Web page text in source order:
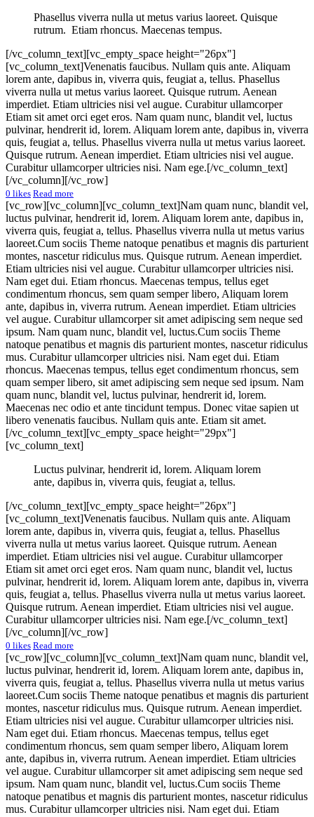
Phasellus viverra nulla ut metus varius laoreet. Quisque
rutrum. Etiam rhoncus. Maecenas tempus.
[/vc_column_text][vc_empty_space height="26px"]
[vc_column_text]Venenatis faucibus. Nullam quis ante. Aliquam
lorem ante, dapibus in, viverra quis, feugiat a, tellus. Phasellus
viverra nulla ut metus varius laoreet. Quisque rutrum. Aenean
imperdiet. Etiam ultricies nisi vel augue. Curabitur ullamcorper
Etiam sit amet orci eget eros. Nam quam nunc, blandit vel, luctus
pulvinar, hendrerit id, lorem. Aliquam lorem ante, dapibus in, viverra
quis, feugiat a, tellus. Phasellus viverra nulla ut metus varius laoreet.
Quisque rutrum. Aenean imperdiet. Etiam ultricies nisi vel augue.
Curabitur ullamcorper ultricies nisi. Nam ege.[/vc_column_text]
[/vc_column][/vc_row]
0 likes Read more
[vc_row][vc_column][vc_column_text]Nam quam nunc, blandit vel,
luctus pulvinar, hendrerit id, lorem. Aliquam lorem ante, dapibus in,
viverra quis, feugiat a, tellus. Phasellus viverra nulla ut metus varius
laoreet.Cum sociis Theme natoque penatibus et magnis dis parturient
montes, nascetur ridiculus mus. Quisque rutrum. Aenean imperdiet.
Etiam ultricies nisi vel augue. Curabitur ullamcorper ultricies nisi.
Nam eget dui. Etiam rhoncus. Maecenas tempus, tellus eget
condimentum rhoncus, sem quam semper libero, Aliquam lorem
ante, dapibus in, viverra rutrum. Aenean imperdiet. Etiam ultricies
vel augue. Curabitur ullamcorper sit amet adipiscing sem neque sed
ipsum. Nam quam nunc, blandit vel, luctus.Cum sociis Theme
natoque penatibus et magnis dis parturient montes, nascetur ridiculus
mus. Curabitur ullamcorper ultricies nisi. Nam eget dui. Etiam
rhoncus. Maecenas tempus, tellus eget condimentum rhoncus, sem
quam semper libero, sit amet adipiscing sem neque sed ipsum. Nam
quam nunc, blandit vel, luctus pulvinar, hendrerit id, lorem.
Maecenas nec odio et ante tincidunt tempus. Donec vitae sapien ut
libero venenatis faucibus. Nullam quis ante. Etiam sit amet.
[/vc_column_text][vc_empty_space height="29px"]
[vc_column_text]
Luctus pulvinar, hendrerit id, lorem. Aliquam lorem
ante, dapibus in, viverra quis, feugiat a, tellus.
[/vc_column_text][vc_empty_space height="26px"]
[vc_column_text]Venenatis faucibus. Nullam quis ante. Aliquam
lorem ante, dapibus in, viverra quis, feugiat a, tellus. Phasellus
viverra nulla ut metus varius laoreet. Quisque rutrum. Aenean
imperdiet. Etiam ultricies nisi vel augue. Curabitur ullamcorper
Etiam sit amet orci eget eros. Nam quam nunc, blandit vel, luctus
pulvinar, hendrerit id, lorem. Aliquam lorem ante, dapibus in, viverra
quis, feugiat a, tellus. Phasellus viverra nulla ut metus varius laoreet.
Quisque rutrum. Aenean imperdiet. Etiam ultricies nisi vel augue.
Curabitur ullamcorper ultricies nisi. Nam ege.[/vc_column_text]
[/vc_column][/vc_row]
0 likes Read more
[vc_row][vc_column][vc_column_text]Nam quam nunc, blandit vel,
luctus pulvinar, hendrerit id, lorem. Aliquam lorem ante, dapibus in,
viverra quis, feugiat a, tellus. Phasellus viverra nulla ut metus varius
laoreet.Cum sociis Theme natoque penatibus et magnis dis parturient
montes, nascetur ridiculus mus. Quisque rutrum. Aenean imperdiet.
Etiam ultricies nisi vel augue. Curabitur ullamcorper ultricies nisi.
Nam eget dui. Etiam rhoncus. Maecenas tempus, tellus eget
condimentum rhoncus, sem quam semper libero, Aliquam lorem
ante, dapibus in, viverra rutrum. Aenean imperdiet. Etiam ultricies
vel augue. Curabitur ullamcorper sit amet adipiscing sem neque sed
ipsum. Nam quam nunc, blandit vel, luctus.Cum sociis Theme
natoque penatibus et magnis dis parturient montes, nascetur ridiculus
mus. Curabitur ullamcorper ultricies nisi. Nam eget dui. Etiam